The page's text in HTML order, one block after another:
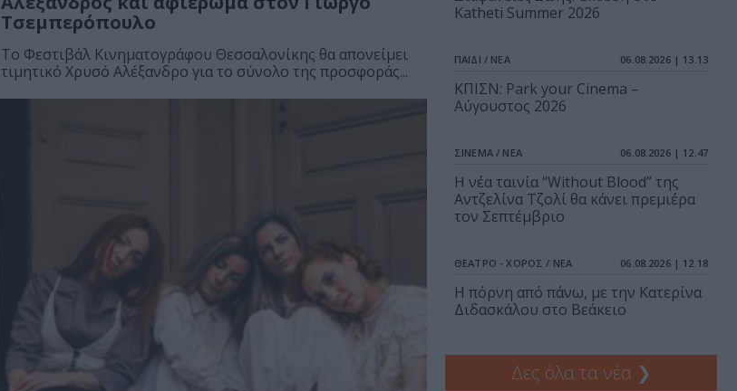
Τσεμπερόπουλο
Το Φεστιβάλ Κινηματογράφου Θεσσαλονίκης θα απονείμει
τιμητικό Χρυσό Αλέξανδρο για το σύνολο της προσφοράς...
Katheti Summer 2026
ΠΑΙΔΙ / ΝΕΑ 06.08.2026 | 13.13
ΚΠΙΣΝ: Park your Cinema –
Αύγουστος 2026
ΣΙΝΕΜΑ / ΝΕΑ 06.08.2026 | 12.47
Η νέα ταινία “Without Blood” της
Αντζελίνα Τζολί θα κάνει πρεμιέρα
τον Σεπτέμβριο
ΘΕΑΤΡΟ - ΧΟΡΟΣ / ΝΕΑ 06.08.2026 | 12.18
Η πόρνη από πάνω, με την Κατερίνα
Διδασκάλου στο Βεάκειο
Δες όλα τα νέα ❯